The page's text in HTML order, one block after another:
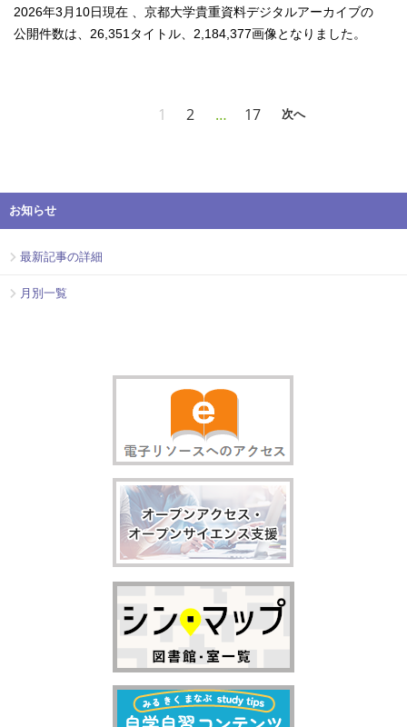
2026年3月10日現在 、京都大学貴重資料デジタルアーカイブの
公開件数は、26,351タイトル、2,184,377画像となりました。
1 2 … 17 次へ
お知らせ
最新記事の詳細
月別一覧